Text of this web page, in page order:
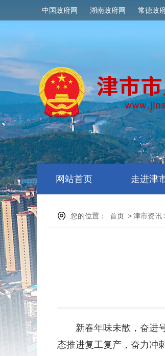
中国政府网 湖南政府网 常德政
网站首页 走进津
您的位置： 首页 >津市资讯
新春年味未散，奋进
态推进复工复产，奋力冲